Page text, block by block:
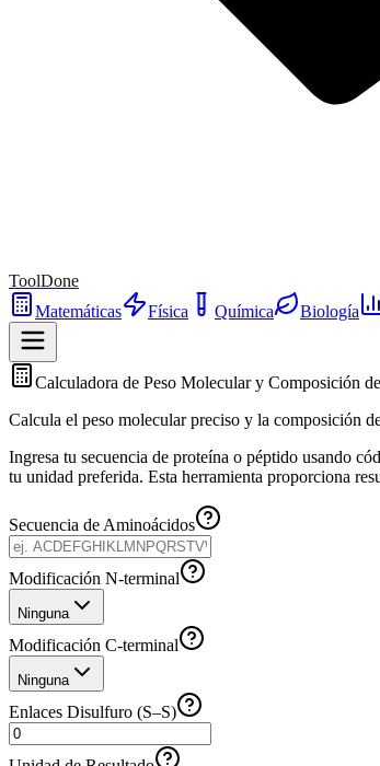
ToolDone
Matemáticas
Física Química Biología
Calculadora de Peso Molecular y Composición
Calcula el peso molecular preciso y la composición
Ingresa tu secuencia de proteína o péptido usando
tu unidad preferida. Esta herramienta proporciona
Secuencia de Aminoácidos
Modificación N-terminal
Ninguna
Modificación C-terminal
Ninguna
Enlaces Disulfuro (S–S)